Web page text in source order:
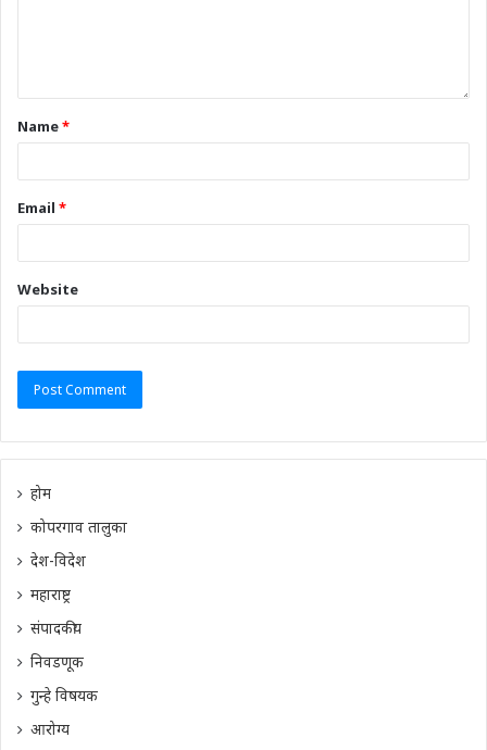
Name*
Email *
Website
होम
कोपरगाव तालुका
देश-विदेश
महाराष्ट्र
संपादकीय
निवडणूक
गुन्हे विषयक
आरोग्य